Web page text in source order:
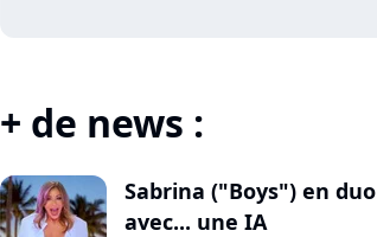
+ de news :
Sabrina ("Boys") en duo
avec... une IA